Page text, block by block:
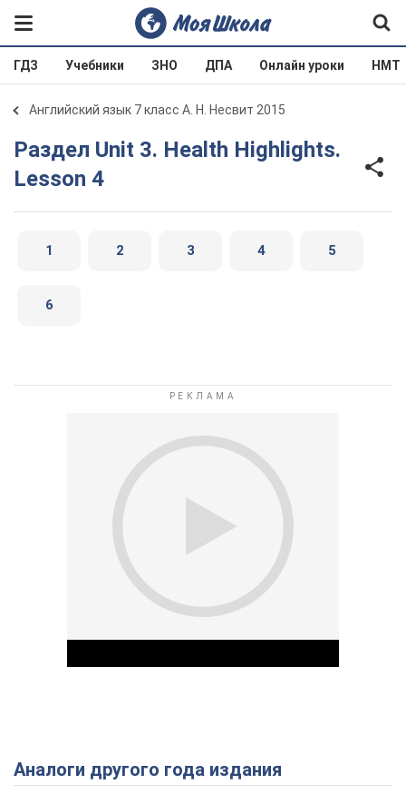
ГДЗ Учебники ЗНО ДПА Онлайн уроки НМТ
Английский язык 7 класс А. Н. Несвит 2015
Раздел Unit 3. Health Highlights.
Lesson 4
1 2 3 4 5
6
Play Video
Аналоги другого года издания